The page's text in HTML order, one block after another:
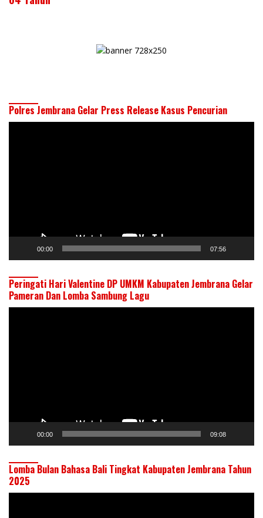
Polres Jembrana Gelar Press Release Kasus Pencurian
00:00 07:56
Peringati Hari Valentine DP UMKM Kabupaten Jembrana Gelar
Pameran Dan Lomba Sambung Lagu
00:00 09:08
Lomba Bulan Bahasa Bali Tingkat Kabupaten Jembrana Tahun
2025